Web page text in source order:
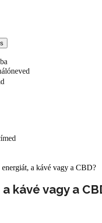
a kávé vagy a CBD?
kávé vagy a